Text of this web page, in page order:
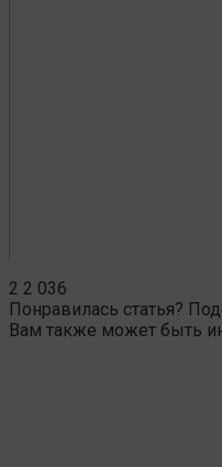
2 2 036
Понравилась статья?
Вам также может быть